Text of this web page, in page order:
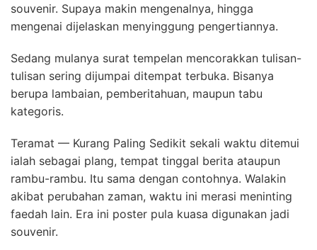
souvenir. Supaya makin mengenalnya, hingga
mengenai dijelaskan menyinggung pengertiannya.
Sedang mulanya surat tempelan mencorakkan tulisan-
tulisan sering dijumpai ditempat terbuka. Bisanya
berupa lambaian, pemberitahuan, maupun tabu
kategoris.
Teramat — Kurang Paling Sedikit sekali waktu ditemui
ialah sebagai plang, tempat tinggal berita ataupun
rambu-rambu. Itu sama dengan contohnya. Walakin
akibat perubahan zaman, waktu ini merasi meninting
faedah lain. Era ini poster pula kuasa digunakan jadi
souvenir.